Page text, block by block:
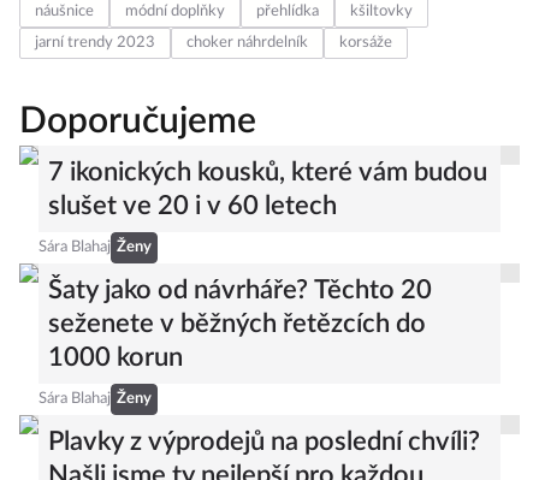
náušnice
módní doplňky přehlídka
kšiltovky
jarní trendy 2023
choker náhrdelník korsáže
Doporučujeme
7 ikonických kousků, které vám budou
slušet ve 20 i v 60 letech
Sára Blahaj Ženy
Šaty jako od návrháře? Těchto 20
seženete v běžných řetězcích do
1000 korun
Sára Blahaj Ženy
Plavky z výprodejů na poslední chvíli?